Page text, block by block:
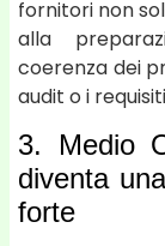
fornitori non
alla
coerenza dei
audit o i
3. Medio
diventa
forte